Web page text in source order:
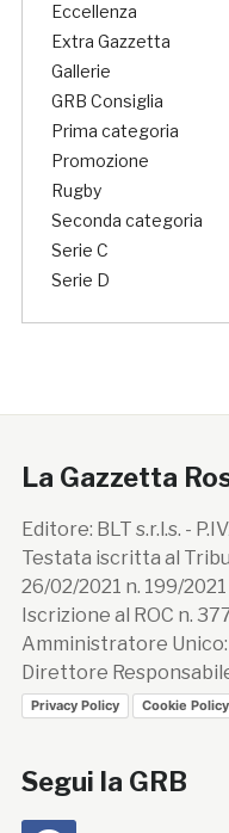
Eccellenza
Extra Gazzetta
Gallerie
GRB Consiglia
Prima categoria
Promozione
Rugby
Seconda categoria
Serie C
Serie D
La Gazzetta
Editore: BLT s.r.l.s. -
Testata iscritta al
26/02/2021 n. 199/2021
Iscrizione al ROC n.
Amministratore
Direttore
Privacy Policy Cookie Policy
Segui la GRB